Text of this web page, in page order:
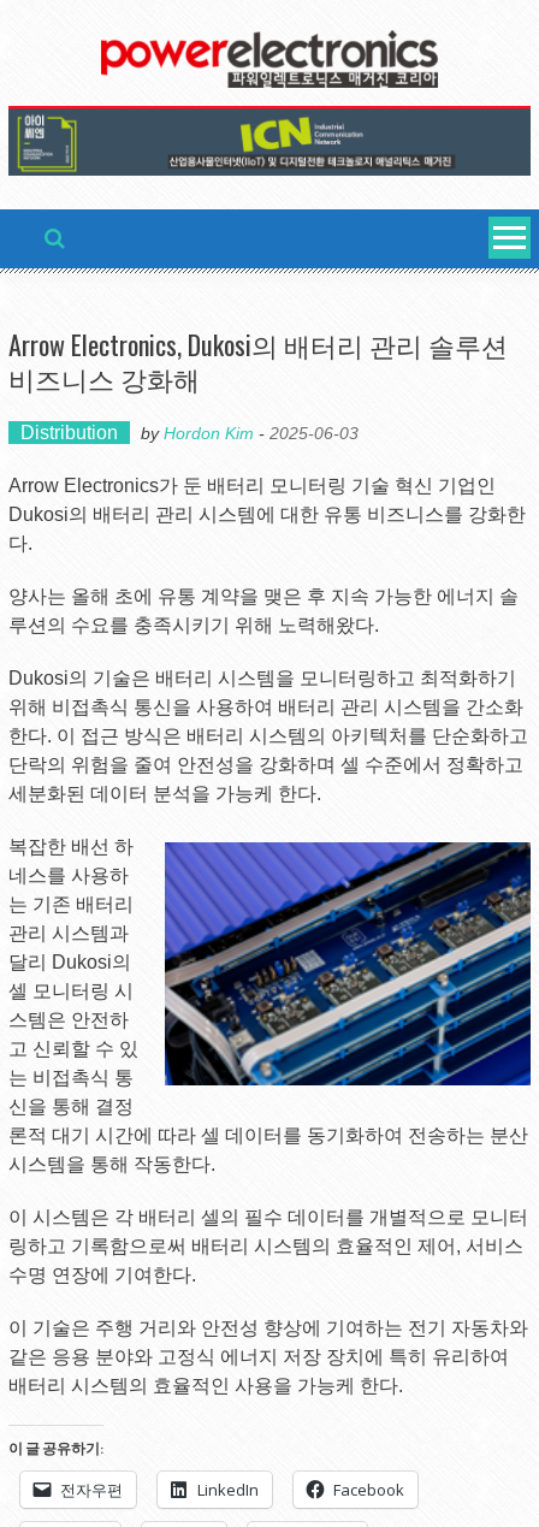
Arrow Electronics, Dukosi의 배터리 관리 솔루션
비즈니스 강화해
Distribution byHordon Kim - 2025-06-03
Arrow Electronics가 둔 배터리 모니터링 기술 혁신 기업인
Dukosi의 배터리 관리 시스템에 대한 유통 비즈니스를 강화한
다.
양사는 올해 초에 유통 계약을 맺은 후 지속 가능한 에너지 솔
루션의 수요를 충족시키기 위해 노력해왔다.
Dukosi의 기술은 배터리 시스템을 모니터링하고 최적화하기
위해 비접촉식 통신을 사용하여 배터리 관리 시스템을 간소화
한다. 이 접근 방식은 배터리 시스템의 아키텍처를 단순화하고
단락의 위험을 줄여 안전성을 강화하며 셀 수준에서 정확하고
세분화된 데이터 분석을 가능케 한다.
복잡한 배선 하
네스를 사용하
는 기존 배터리
관리 시스템과
달리 Dukosi의
셀 모니터링 시
스템은 안전하
고 신뢰할 수 있
는 비접촉식 통
신을 통해 결정
론적 대기 시간에 따라 셀 데이터를 동기화하여 전송하는 분산
시스템을 통해 작동한다.
이 시스템은 각 배터리 셀의 필수 데이터를 개별적으로 모니터
링하고 기록함으로써 배터리 시스템의 효율적인 제어, 서비스
수명 연장에 기여한다.
이 기술은 주행 거리와 안전성 향상에 기여하는 전기 자동차와
같은 응용 분야와 고정식 에너지 저장 장치에 특히 유리하여
배터리 시스템의 효율적인 사용을 가능케 한다.
이 글 공유하기:
전자우편 LinkedIn Facebook